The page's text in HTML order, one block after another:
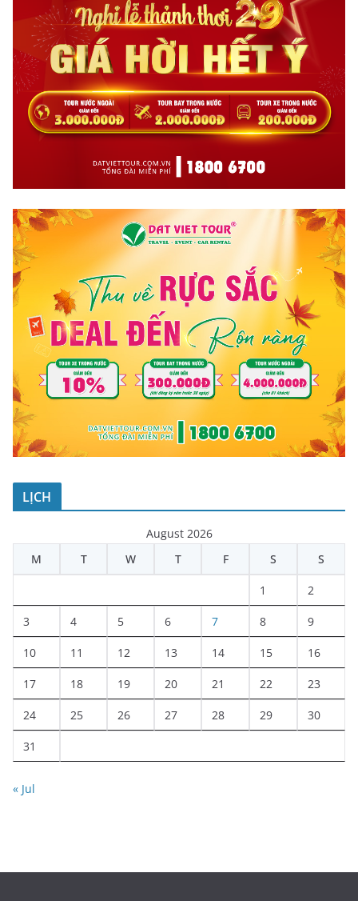
LỊCH
August 2026
M
T W T F S S
1 2
3 4 5 6 7 8 9
10 11 12 13 14 15 16
17 18 19 20 21 22 23
24 25 26 27 28 29 30
31
« Jul